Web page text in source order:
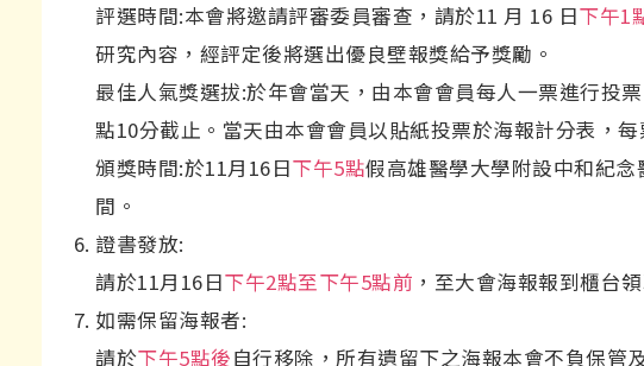
評選時間:本會將邀請評審委員審查，請於11 月 16 日下午1
研究內容，經評定後將選出優良壁報獎給予獎勵。
最佳人氣獎選拔:於年會當天，由本會會員每人一票進行投
點10分截止。當天由本會會員以貼紙投票於海報計分表，
頒獎時間:於11月16日下午5點假高雄醫學大學附設中和紀
間。
證書發放:
請於11月16日下午2點至下午5點前 ，至大會海報報到櫃台
如需保留海報者:
請於下午5點後自行移除，所有遺留下之海報本會不負保管